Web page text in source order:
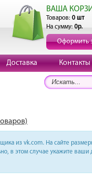
ВАША
Товаров: 0 шт
На сумму: 0р.
Оформить
Доставка Контакты
из vk.com. На сайте
в этом случае укажите ваши